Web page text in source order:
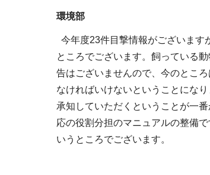
環境部
今年度23件目撃情報がございます
ところでございます。飼っている
告はございませんので、今のとこ
なければいけないということにな
承知していただくということが一
応の役割分担のマニュアルの整備
いうところでございます。